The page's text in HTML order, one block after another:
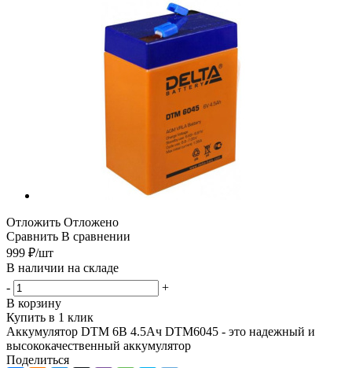
Отложить Отложено
Сравнить В сравнении
999 ₽/шт
В наличии на складе
-
+
В корзину
Купить в 1 клик
Аккумулятор DTM 6В 4.5Ач DTM6045 - это надежный и
высококачественный аккумулятор
Поделиться